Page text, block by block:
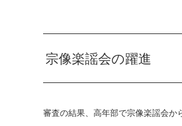
宗像楽謡会の躍進
審査の結果、高年部で宗像楽謡会か